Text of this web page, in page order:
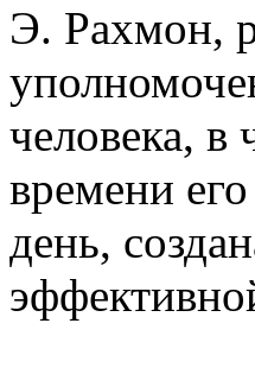
Э. Рахмон,
человека, в
времени
день,